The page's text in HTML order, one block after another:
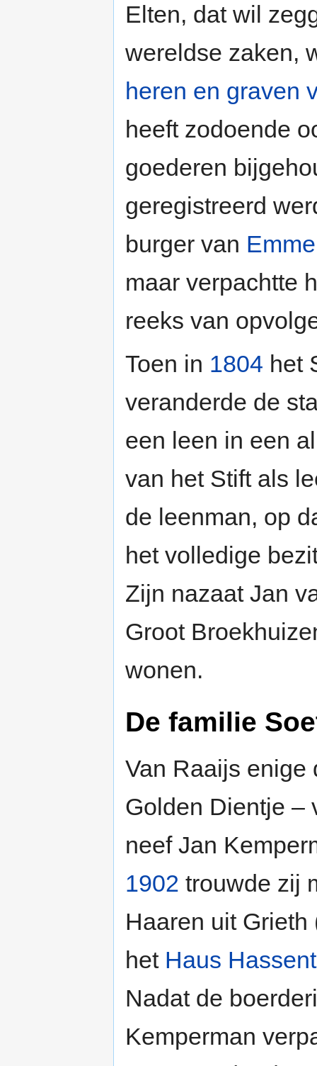
Elten, dat wil
wereldse zaken,
heren en graven
heeft zodoende
goederen
geregistreerd
burger van
maar verpachtte
reeks van
Toen in 1804 het
veranderde de
een leen in een
van het Stift als
de leenman, op
het volledige
Zijn nazaat Jan
Groot
wonen.
De familie
Van Raaijs enige
Golden Dientje –
neef Jan
1902 trouwde zij
Haaren uit Grieth
het Haus Hassent
Nadat de
Kemperman